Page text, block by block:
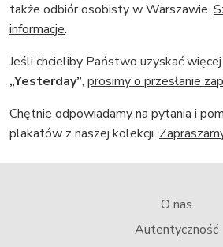
także odbiór osobisty w Warszawie.
informacje.
Jeśli chcieliby Państwo uzyskać
„Yesterday”, prosimy o przesłanie
Chętnie odpowiadamy na pytania i
plakatów z naszej kolekcji.
O nas
Autentyczność